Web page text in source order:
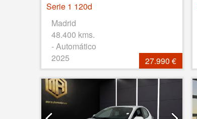
Serie 1 120d
Madrid
48.400 kms.
- Automático
2025
27.990 €